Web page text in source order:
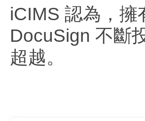
iCIMS 認為，
DocuSign 不斷
超越。